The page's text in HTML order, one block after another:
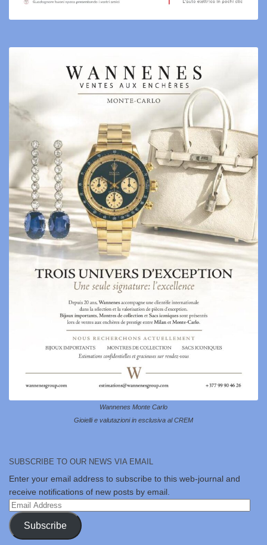
Wannenes Monte Carlo
Gioielli e valutazioni in esclusiva al CREM
SUBSCRIBE TO OUR NEWS VIA EMAIL
Enter your email address to subscribe to this web-journal and
receive notifications of new posts by email.
Email
Address
Subscribe